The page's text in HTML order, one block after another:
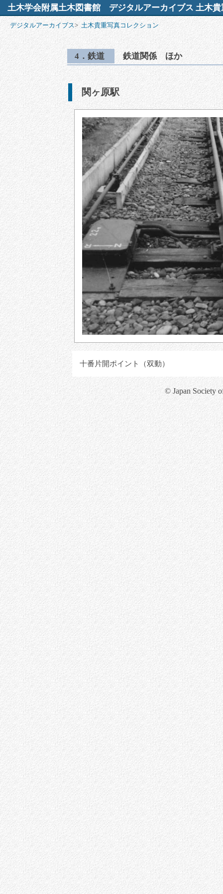
土木学会附属土木図書館 デジタルアーカイブス 土木貴
デジタルアーカイブス> 土木貴重写真コレクション
4．鉄道 鉄道関係 ほか
関ヶ原駅
十番片開ポイント（双動）
© Japan Society